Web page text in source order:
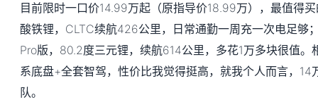
目前限时一口价14.99万起（原指导价18.99万），最值得
酸铁锂，CLTC续航426公里，日常通勤一周充一次电足够
Pro版，80.2度三元锂，续航614公里，多花1万多块很值。
系底盘+全套智驾，性价比我觉得挺高，就我个人而言，14
队。